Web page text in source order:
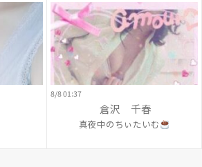
8/8 01:37
倉沢 千春
真夜中のちぃたいむ